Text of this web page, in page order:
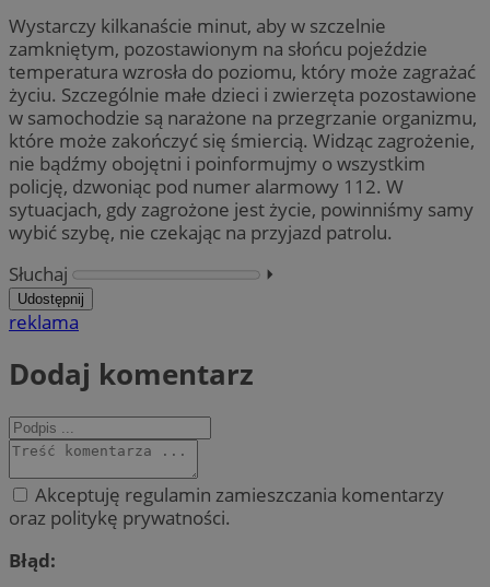
Wystarczy kilkanaście minut, aby w szczelnie
zamkniętym, pozostawionym na słońcu pojeździe
temperatura wzrosła do poziomu, który może zagrażać
życiu. Szczególnie małe dzieci i zwierzęta pozostawione
w samochodzie są narażone na przegrzanie organizmu,
które może zakończyć się śmiercią. Widząc zagrożenie,
nie bądźmy obojętni i poinformujmy o wszystkim
policję, dzwoniąc pod numer alarmowy 112. W
sytuacjach, gdy zagrożone jest życie, powinniśmy samy
wybić szybę, nie czekając na przyjazd patrolu.
Słuchaj
⏵︎
Udostępnij
reklama
Dodaj komentarz
Akceptuję regulamin zamieszczania komentarzy
oraz politykę prywatności.
Błąd: